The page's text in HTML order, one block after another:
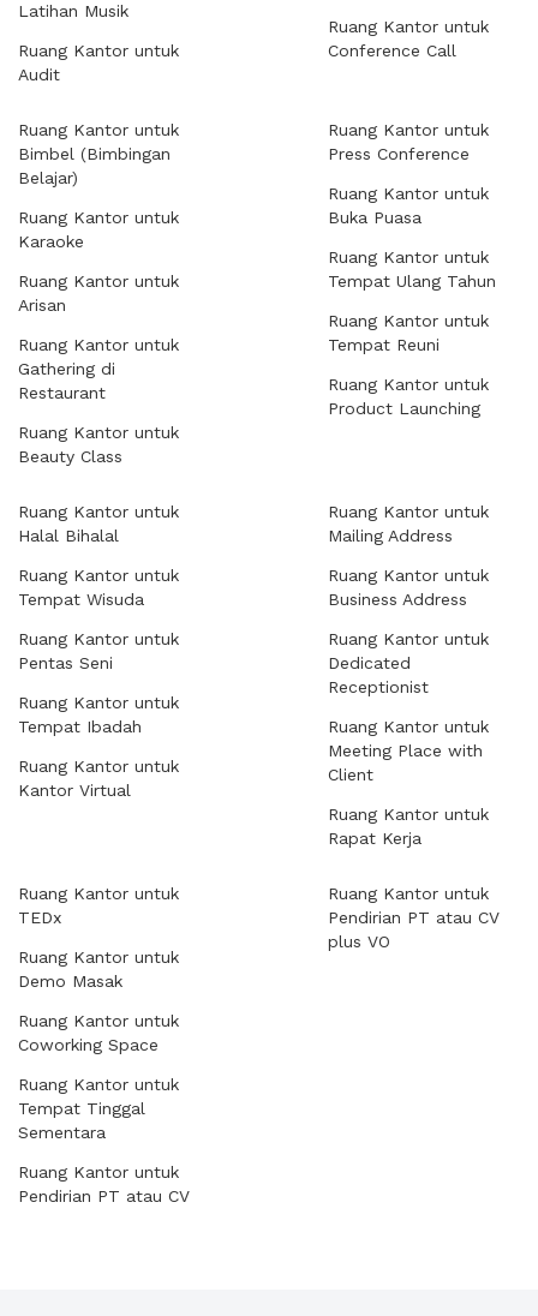
Latihan Musik
Ruang Kantor untuk
Audit
Ruang Kantor untuk
Conference Call
Ruang Kantor untuk
Bimbel (Bimbingan
Belajar)
Ruang Kantor untuk
Karaoke
Ruang Kantor untuk
Arisan
Ruang Kantor untuk
Gathering di
Restaurant
Ruang Kantor untuk
Beauty Class
Ruang Kantor untuk
Press Conference
Ruang Kantor untuk
Buka Puasa
Ruang Kantor untuk
Tempat Ulang Tahun
Ruang Kantor untuk
Tempat Reuni
Ruang Kantor untuk
Product Launching
Ruang Kantor untuk
Halal Bihalal
Ruang Kantor untuk
Tempat Wisuda
Ruang Kantor untuk
Pentas Seni
Ruang Kantor untuk
Tempat Ibadah
Ruang Kantor untuk
Kantor Virtual
Ruang Kantor untuk
Mailing Address
Ruang Kantor untuk
Business Address
Ruang Kantor untuk
Dedicated
Receptionist
Ruang Kantor untuk
Meeting Place with
Client
Ruang Kantor untuk
Rapat Kerja
Ruang Kantor untuk
TEDx
Ruang Kantor untuk
Demo Masak
Ruang Kantor untuk
Coworking Space
Ruang Kantor untuk
Tempat Tinggal
Sementara
Ruang Kantor untuk
Pendirian PT atau CV
Ruang Kantor untuk
Pendirian PT atau CV
plus VO